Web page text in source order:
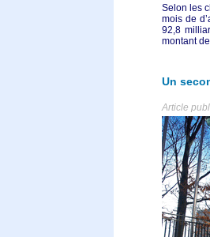
Selon les
mois de
92,8
montant
Un
Article